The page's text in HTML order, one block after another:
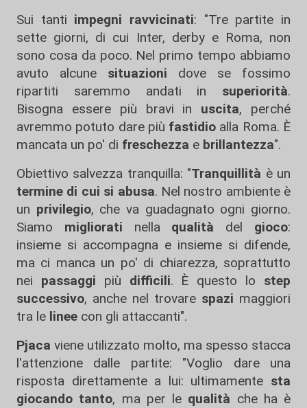
Sui tanti impegni ravvicinati: "Tre partite in
sette giorni, di cui Inter, derby e Roma, non
sono cosa da poco. Nel primo tempo abbiamo
avuto alcune situazioni dove se fossimo
ripartiti saremmo andati in superiorità.
Bisogna essere più bravi in uscita, perché
avremmo potuto dare più fastidio alla Roma. È
mancata un po' di freschezza e brillantezza".
Obiettivo salvezza tranquilla: "Tranquillità è un
termine di cui si abusa. Nel nostro ambiente è
un privilegio, che va guadagnato ogni giorno.
Siamo migliorati nella qualità del gioco:
insieme si accompagna e insieme si difende,
ma ci manca un po' di chiarezza, soprattutto
nei passaggi più difficili. È questo lo step
successivo, anche nel trovare spazi maggiori
tra le linee con gli attaccanti".
Pjaca viene utilizzato molto, ma spesso stacca
l'attenzione dalle partite: "Voglio dare una
risposta direttamente a lui: ultimamente sta
giocando tanto, ma per le qualità che ha è